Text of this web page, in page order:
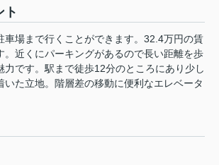
ト
車場まで行くことができます。32.4万円の賃
。近くにパーキングがあるので長い距離を歩
力です。駅まで徒歩12分のところにあり少し
いた立地。階層差の移動に便利なエレベータ